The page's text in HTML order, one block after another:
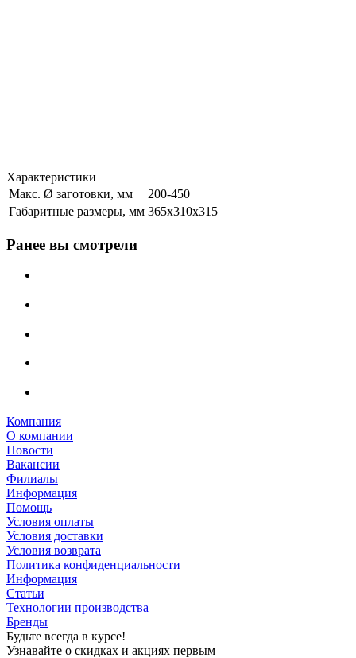
Характеристики
Макс. Ø заготовки, мм
200-450
Габаритные размеры, мм 365х310х315
Ранее вы смотрели
Компания
О компании
Новости
Вакансии
Филиалы
Информация
Помощь
Условия оплаты
Условия доставки
Условия возврата
Политика конфиденциальности
Информация
Статьи
Технологии производства
Бренды
Будьте всегда в курсе!
Узнавайте о скидках и акциях первым